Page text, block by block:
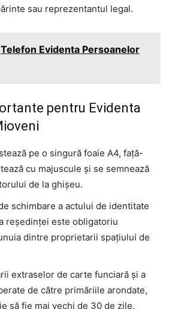
sau reprezentantul legal.
Telefon Evidenta Persoanelor
pentru Evidenta
pe o singură foaie A4, față-
cu majuscule și se semnează
de la ghișeu.
schimbare a actului de identitate
reședinței este obligatoriu
dintre proprietarii spațiului de
extraselor de carte funciară și a
de către primăriile arondate,
să fie mai vechi de 30 de zile.